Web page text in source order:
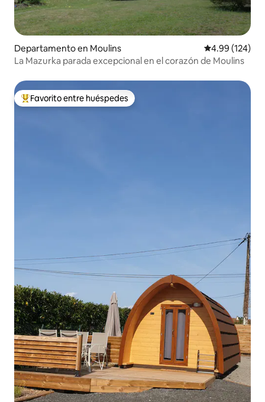
Departamento en Moulins Calificación
4.99 (124)
La Mazurka parada excepcional en el corazón de Moulins
De los mejores en Favorito entre huéspedes
Favorito entre huéspedes